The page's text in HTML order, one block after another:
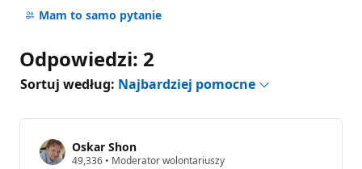
komentarzy
Mam to samo pytanie
Odpowiedzi: 2
Sortuj według: Najbardziej pomocne
Oskar Shon
49,336 P• Moderator wolontariuszy